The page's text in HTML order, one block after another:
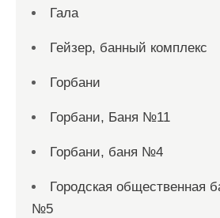
Гала
Гейзер, банный комплекс
Горбани
Горбани, Баня №11
Горбани, баня №4
Городская общественная
№5